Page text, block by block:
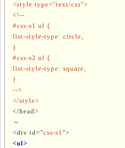
<style type="text/css">
<!--
#css-s1 ul {
list-style-type: circle;
}
#css-s2 ul {
list-style-type: square;
}
-->
</style>
</head>
～
<div id="css-s1">
<ul>